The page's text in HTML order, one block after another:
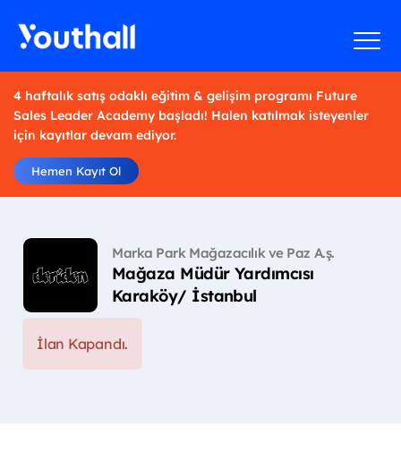
4 haftalık satış odaklı eğitim & gelişim programı Future
Sales Leader Academy başladı! Halen katılmak isteyenler
için kayıtlar devam ediyor.
Hemen Kayıt Ol
Marka Park Mağazacılık ve Paz A.ş.
Mağaza Müdür Yardımcısı
Karaköy/ İstanbul
İlan Kapandı.